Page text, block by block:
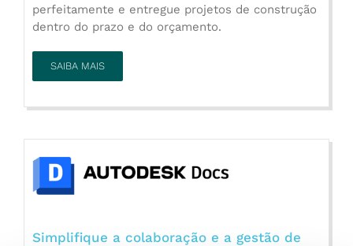
perfeitamente e entregue projetos de construção
dentro do prazo e do orçamento.
SAIBA MAIS
Simplifique a colaboração e a gestão de